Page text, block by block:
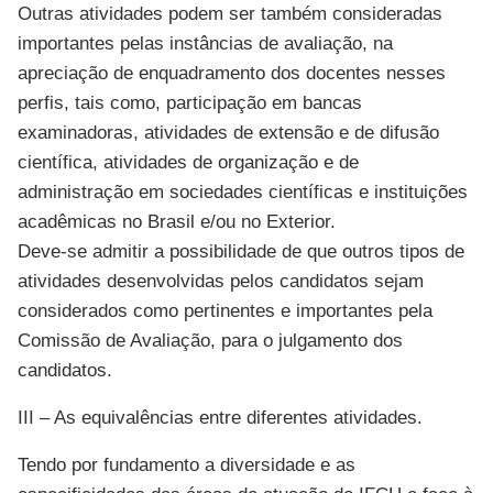
Outras atividades podem ser também consideradas
importantes pelas instâncias de avaliação, na
apreciação de enquadramento dos docentes nesses
perfis, tais como, participação em bancas
examinadoras, atividades de extensão e de difusão
científica, atividades de organização e de
administração em sociedades científicas e instituições
acadêmicas no Brasil e/ou no Exterior.
Deve-se admitir a possibilidade de que outros tipos de
atividades desenvolvidas pelos candidatos sejam
considerados como pertinentes e importantes pela
Comissão de Avaliação, para o julgamento dos
candidatos.
III – As equivalências entre diferentes atividades.
Tendo por fundamento a diversidade e as